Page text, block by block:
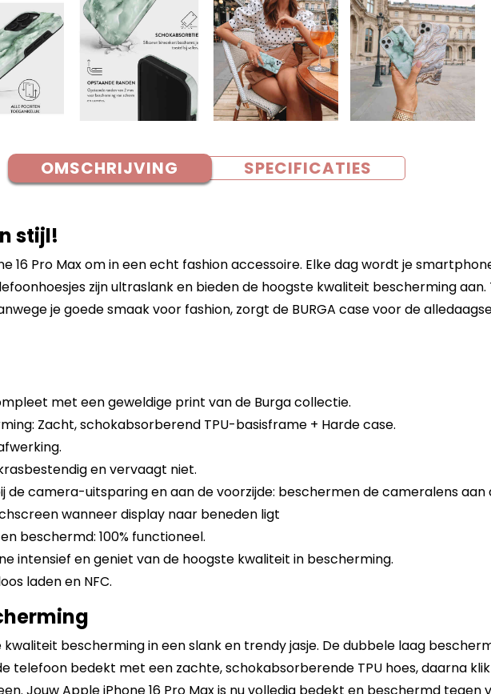
OMSCHRIJVING SPECIFICATIES
stijl!
16 Pro Max om in een echt fashion accessoire. Elke dag wordt je
zijn ultraslank en bieden de hoogste kwaliteit bescherming aan.
je goede smaak voor fashion, zorgt de BURGA case voor de
met een geweldige print van de Burga collectie.
Zacht, schokabsorberend TPU-basisframe + Harde case.
en vervaagt niet.
de camera-uitsparing en aan de voorzijde: beschermen de cameralens aan
wanneer display naar beneden ligt
beschermd: 100% functioneel.
intensief en geniet van de hoogste kwaliteit in bescherming.
laden en NFC.
bescherming in een slank en trendy jasje. De dubbele laag
telefoon bedekt met een zachte, schokabsorberende TPU hoes, daarna